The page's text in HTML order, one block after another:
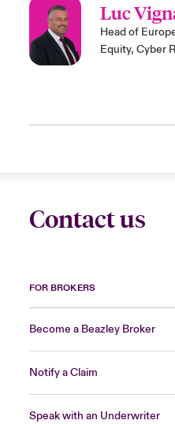
Luc
Head of
Equity, Cyber
Contact us
FOR BROKERS
Become a Beazley Broker
Notify a Claim
Speak with an Underwriter